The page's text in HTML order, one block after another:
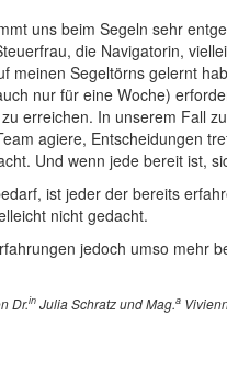
uns beim Segeln sehr
die Navigatorin,
meinen Segeltörns gelernt
nur für eine Woche)
erreichen. In unserem Fall
agiere, Entscheidungen
Und wenn jede bereit ist,
ist jeder der bereits
nicht gedacht.
jedoch umso mehr
Dr.in Julia Schratz und Mag.a